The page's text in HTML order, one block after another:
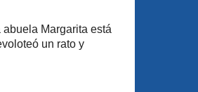
Margarita está
un rato y